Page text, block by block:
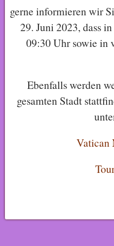
gerne informieren wir
29. Juni 2023, dass
09:30 Uhr sowie in
Ebenfalls werden
gesamten Stadt
Vatican